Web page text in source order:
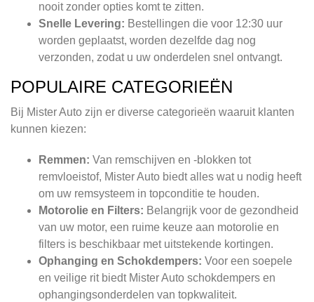
nooit zonder opties komt te zitten.
Snelle Levering: Bestellingen die voor 12:30 uur
worden geplaatst, worden dezelfde dag nog
verzonden, zodat u uw onderdelen snel ontvangt.
POPULAIRE CATEGORIEËN
Bij Mister Auto zijn er diverse categorieën waaruit klanten
kunnen kiezen:
Remmen: Van remschijven en -blokken tot
remvloeistof, Mister Auto biedt alles wat u nodig heeft
om uw remsysteem in topconditie te houden.
Motorolie en Filters: Belangrijk voor de gezondheid
van uw motor, een ruime keuze aan motorolie en
filters is beschikbaar met uitstekende kortingen.
Ophanging en Schokdempers: Voor een soepele
en veilige rit biedt Mister Auto schokdempers en
ophangingsonderdelen van topkwaliteit.